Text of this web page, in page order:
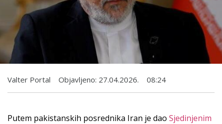
Valter Portal Objavljeno: 27.04.2026. 08:24
Putem pakistanskih posrednika Iran je dao Sjedinjenim